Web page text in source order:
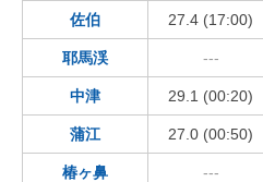
佐伯 27.4 (17:00)
耶馬渓 ---
中津 29.1 (00:20)
蒲江 27.0 (00:50)
椿ヶ鼻 ---